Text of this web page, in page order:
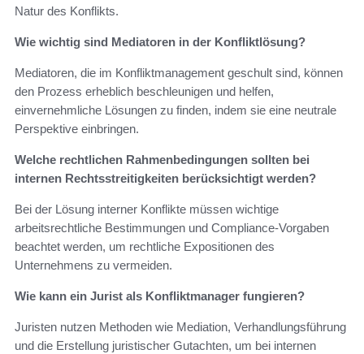
Natur des Konflikts.
Wie wichtig sind Mediatoren in der Konfliktlösung?
Mediatoren, die im Konfliktmanagement geschult sind, können
den Prozess erheblich beschleunigen und helfen,
einvernehmliche Lösungen zu finden, indem sie eine neutrale
Perspektive einbringen.
Welche rechtlichen Rahmenbedingungen sollten bei
internen Rechtsstreitigkeiten berücksichtigt werden?
Bei der Lösung interner Konflikte müssen wichtige
arbeitsrechtliche Bestimmungen und Compliance-Vorgaben
beachtet werden, um rechtliche Expositionen des
Unternehmens zu vermeiden.
Wie kann ein Jurist als Konfliktmanager fungieren?
Juristen nutzen Methoden wie Mediation, Verhandlungsführung
und die Erstellung juristischer Gutachten, um bei internen